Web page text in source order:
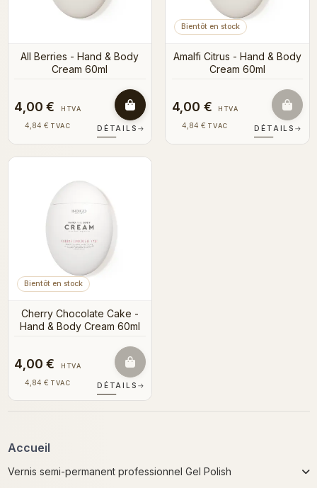
All Berries - Hand & Body
Cream 60ml
4,00 € HTVA
4,84 € TVAC DÉTAILS →
Bientôt en stock
Amalfi Citrus - Hand & Body
Cream 60ml
4,00 € HTVA
4,84 € TVAC DÉTAILS →
Bientôt en stock
Cherry Chocolate Cake -
Hand & Body Cream 60ml
4,00 € HTVA
4,84 € TVAC DÉTAILS →
Accueil
Vernis semi-permanent professionnel Gel Polish